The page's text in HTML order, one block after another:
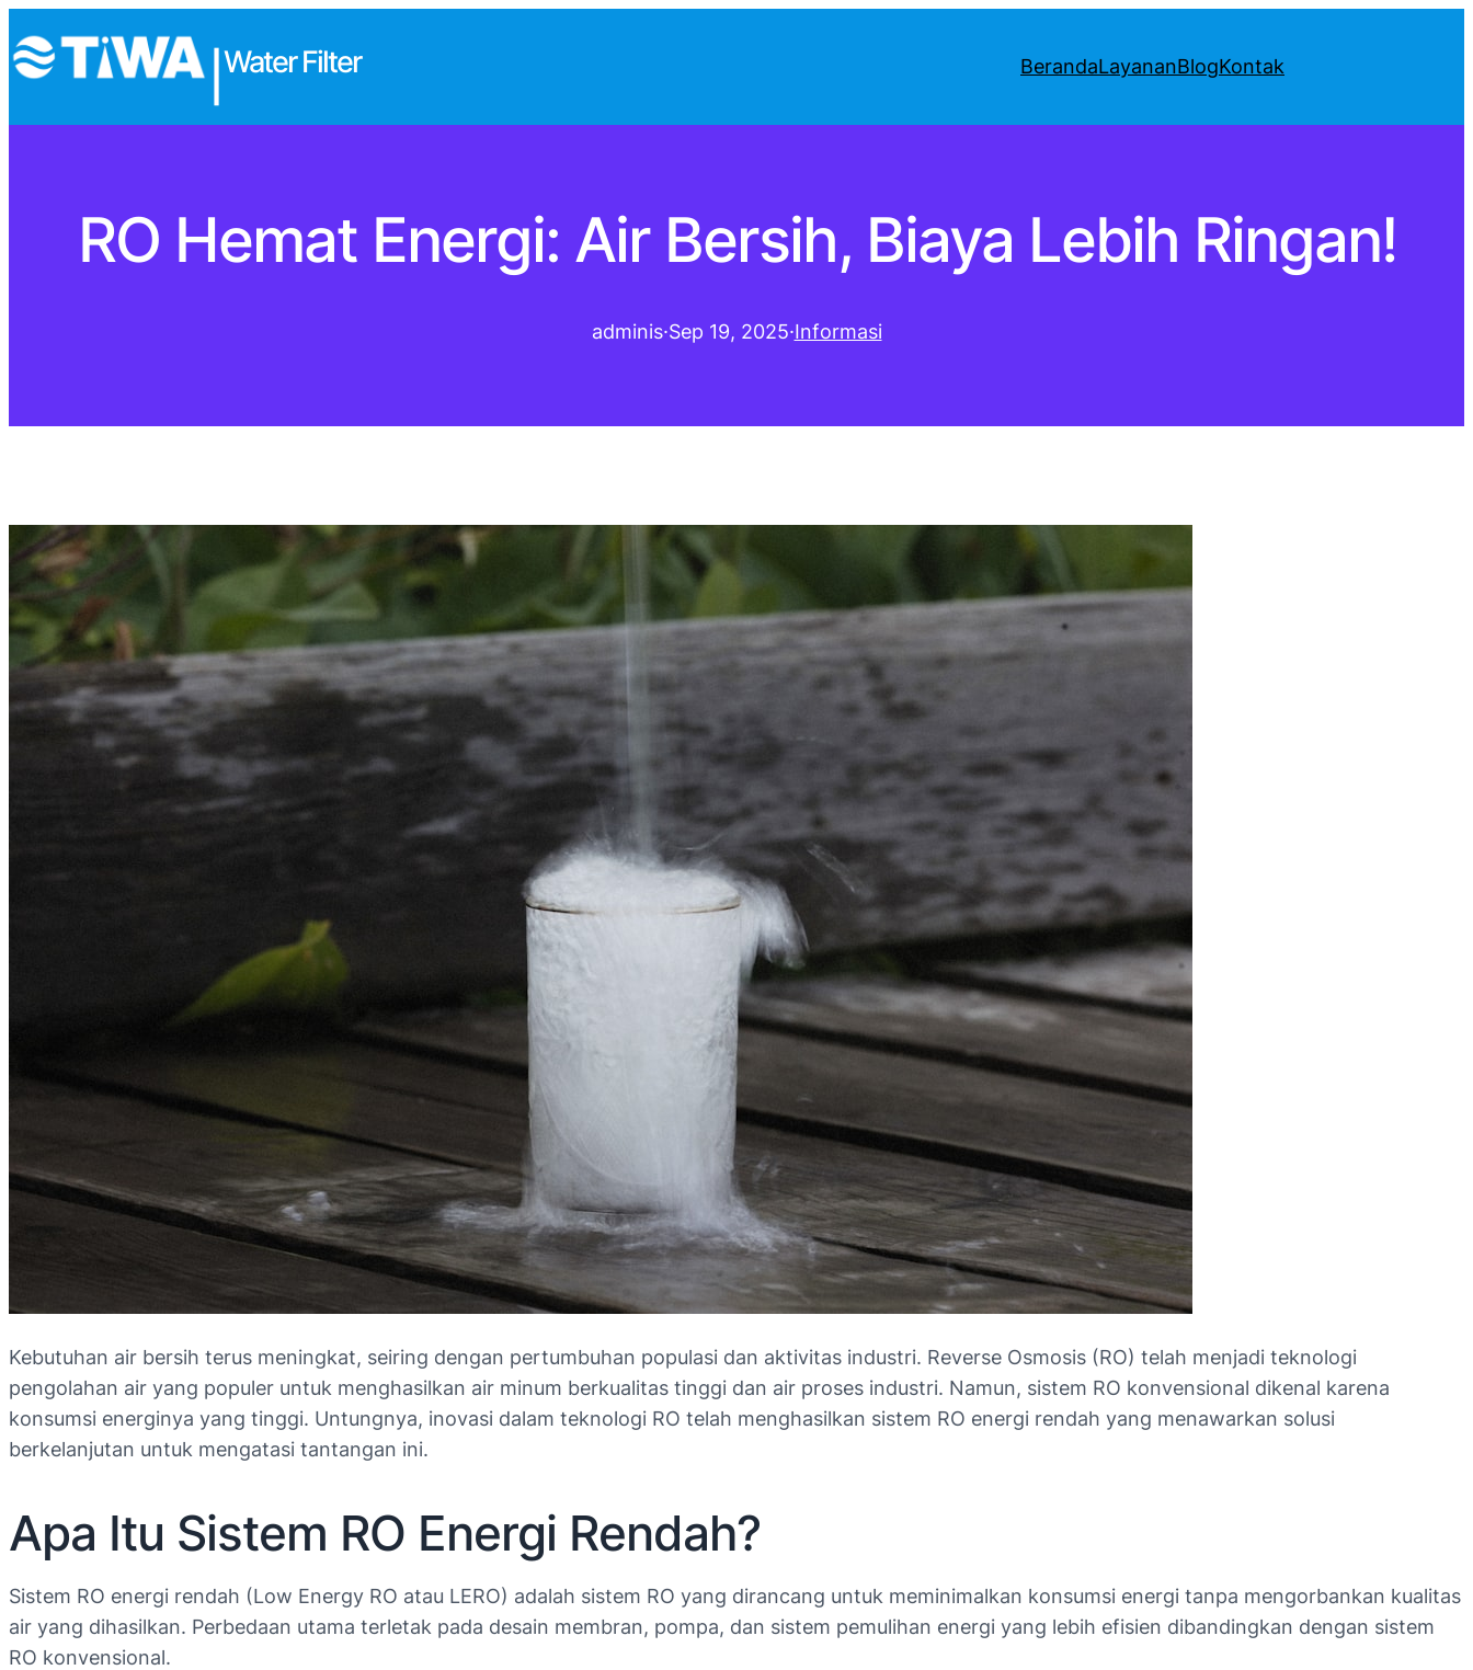
Water Filter BerandaLayananBlogKontak
RO Hemat Energi: Air Bersih, Biaya Lebih Ringan!
adminis·Sep 19, 2025·Informasi
Kebutuhan air bersih terus meningkat, seiring dengan pertumbuhan populasi dan aktivitas industri. Reverse Osmosis (RO) telah menjadi teknologi
pengolahan air yang populer untuk menghasilkan air minum berkualitas tinggi dan air proses industri. Namun, sistem RO konvensional dikenal karena
konsumsi energinya yang tinggi. Untungnya, inovasi dalam teknologi RO telah menghasilkan sistem RO energi rendah yang menawarkan solusi
berkelanjutan untuk mengatasi tantangan ini.
Apa Itu Sistem RO Energi Rendah?
Sistem RO energi rendah (Low Energy RO atau LERO) adalah sistem RO yang dirancang untuk meminimalkan konsumsi energi tanpa mengorbankan kualitas
air yang dihasilkan. Perbedaan utama terletak pada desain membran, pompa, dan sistem pemulihan energi yang lebih efisien dibandingkan dengan sistem
RO konvensional.